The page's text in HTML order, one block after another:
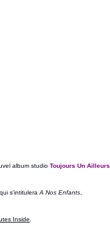
album studio Toujours Un Ailleurs
s'intitulera A Nos Enfants,
Inside